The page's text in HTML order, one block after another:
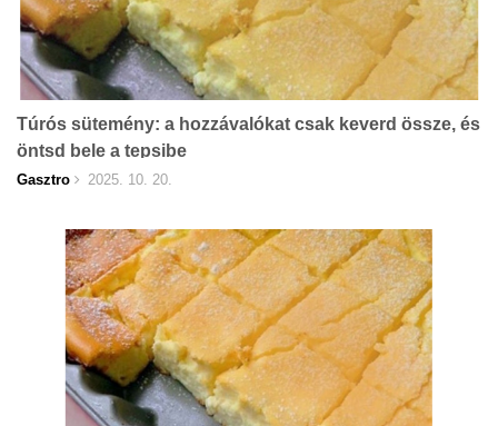
Túrós sütemény: a hozzávalókat csak keverd össze, és
öntsd bele a tepsibe
Gasztro 2025. 10. 20.